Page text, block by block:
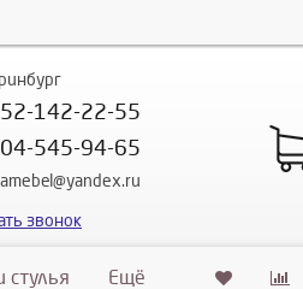
142-22-55
545-94-65
звонок
стулья Ещё